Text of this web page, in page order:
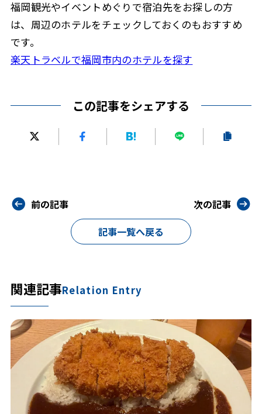
福岡観光やイベントめぐりで宿泊先をお探しの方
は、周辺のホテルをチェックしておくのもおすすめ
です。
楽天トラベルで福岡市内のホテルを探す
この記事をシェアする
前の記事
記事一覧へ戻る
次の記事
関連記事Relation Entry